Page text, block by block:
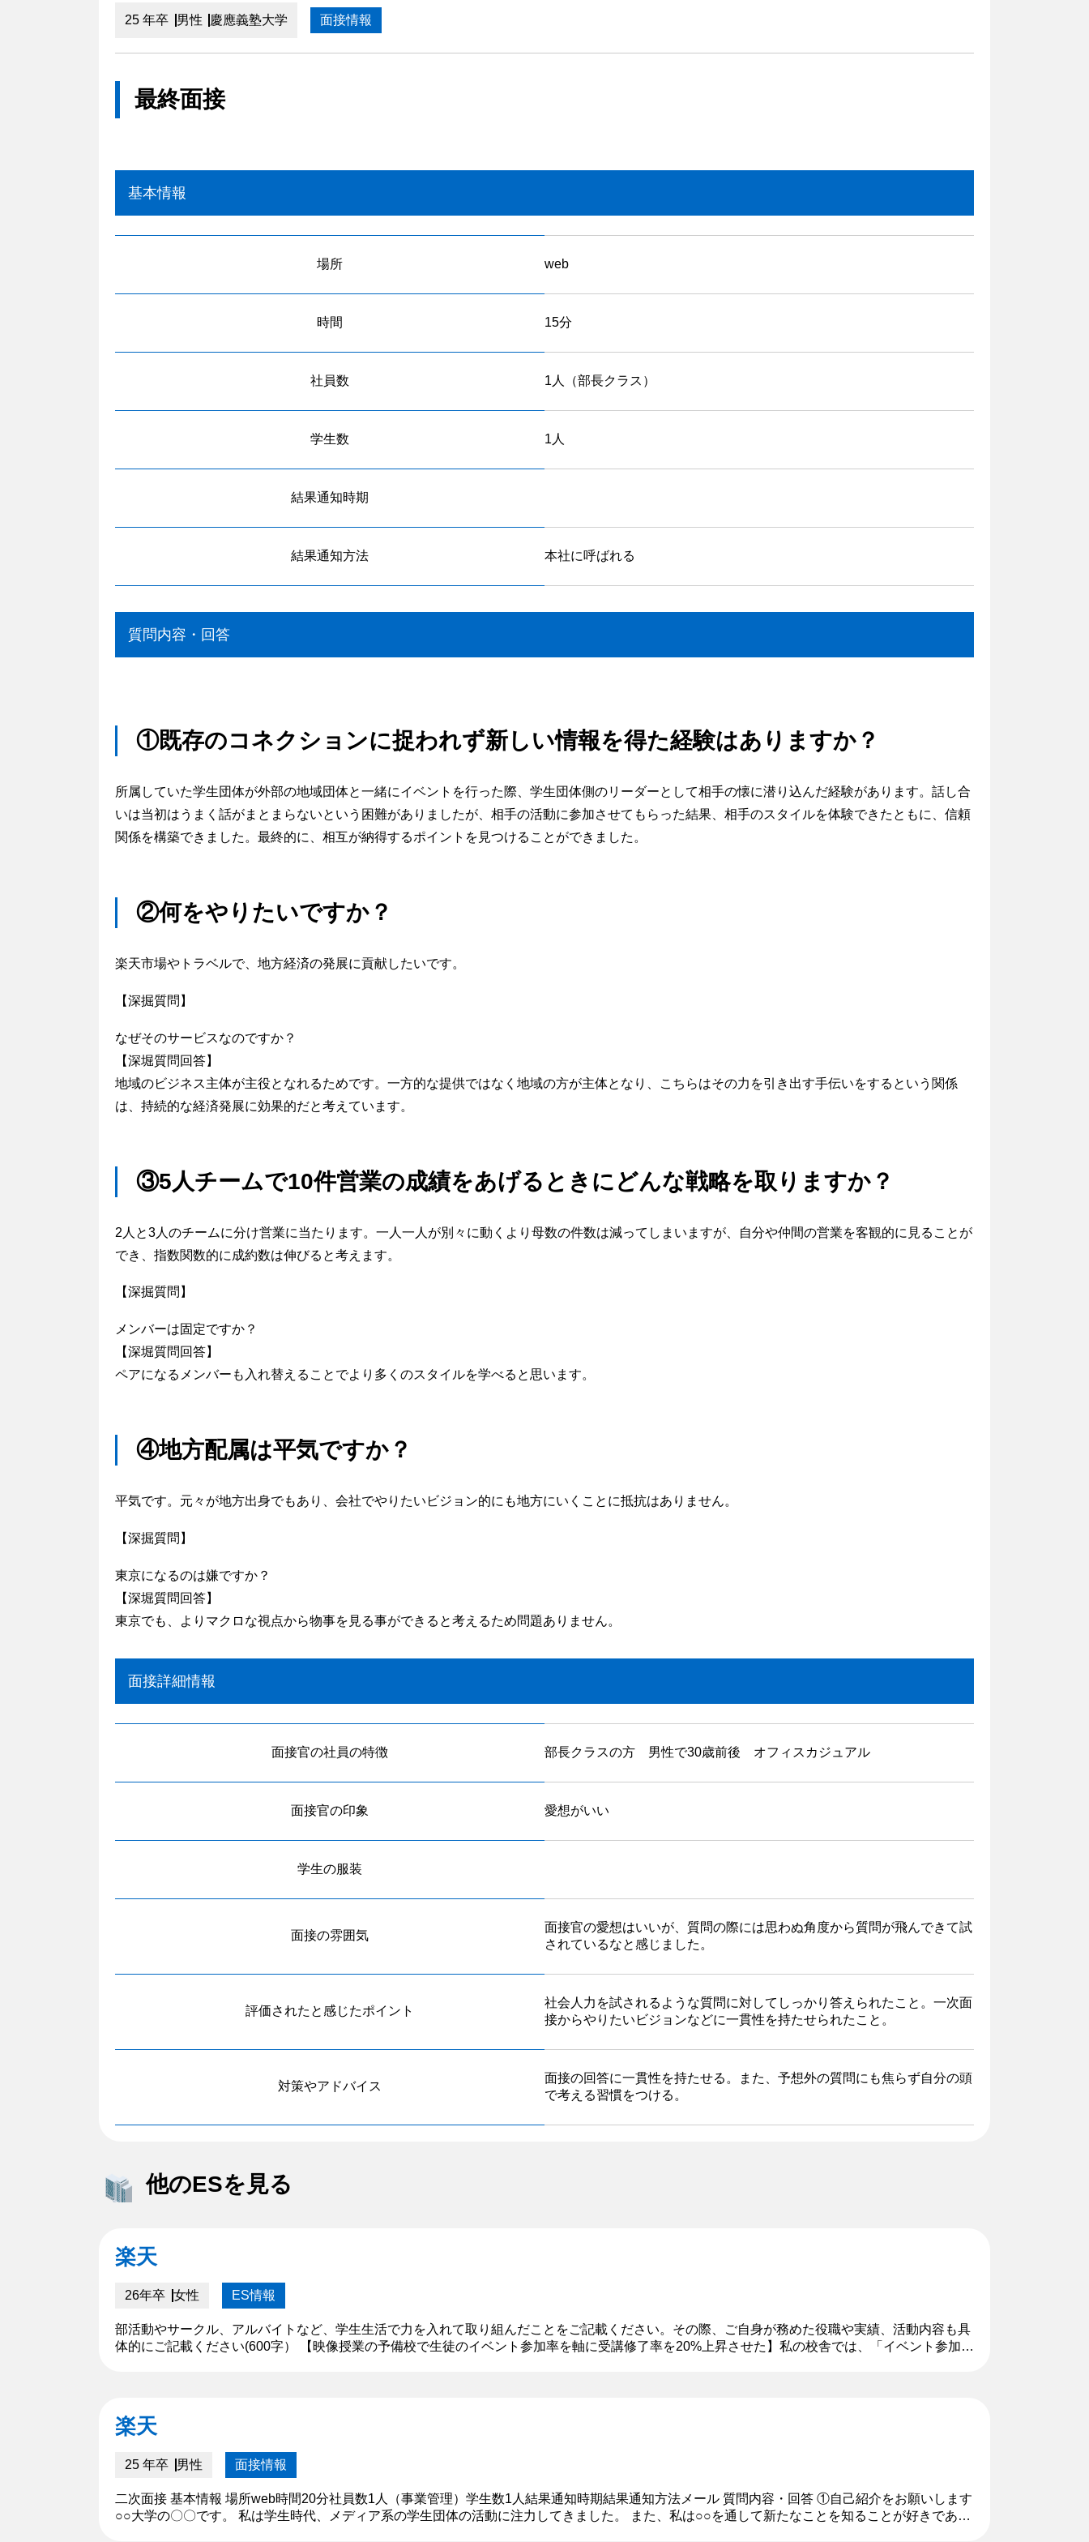
25 年卒 男性 慶應義塾大学 面接情報
最終面接
基本情報
場所 web
時間 15分
社員数 1人（部長クラス）
学生数 1人
結果通知時期
結果通知方法 本社に呼ばれる
質問内容・回答
①既存のコネクションに捉われず新しい情報を得た経験はありますか？
所属していた学生団体が外部の地域団体と一緒にイベントを行った際、学生団体側のリーダーとして相手の懐に潜り込んだ経験があります。話し合
いは当初はうまく話がまとまらないという困難がありましたが、相手の活動に参加させてもらった結果、相手のスタイルを体験できたともに、信頼
関係を構築できました。最終的に、相互が納得するポイントを見つけることができました。
②何をやりたいですか？
楽天市場やトラベルで、地方経済の発展に貢献したいです。
【深掘質問】
なぜそのサービスなのですか？
【深堀質問回答】
地域のビジネス主体が主役となれるためです。一方的な提供ではなく地域の方が主体となり、こちらはその力を引き出す手伝いをするという関係
は、持続的な経済発展に効果的だと考えています。
③5人チームで10件営業の成績をあげるときにどんな戦略を取りますか？
2人と3人のチームに分け営業に当たります。一人一人が別々に動くより母数の件数は減ってしまいますが、自分や仲間の営業を客観的に見ることが
でき、指数関数的に成約数は伸びると考えます。
【深掘質問】
メンバーは固定ですか？
【深堀質問回答】
ペアになるメンバーも入れ替えることでより多くのスタイルを学べると思います。
④地方配属は平気ですか？
平気です。元々が地方出身でもあり、会社でやりたいビジョン的にも地方にいくことに抵抗はありません。
【深掘質問】
東京になるのは嫌ですか？
【深堀質問回答】
東京でも、よりマクロな視点から物事を見る事ができると考えるため問題ありません。
面接詳細情報
面接官の社員の特徴 部長クラスの方 男性で30歳前後 オフィスカジュアル
面接官の印象 愛想がいい
学生の服装
面接の雰囲気
面接官の愛想はいいが、質問の際には思わぬ角度から質問が飛んできて試
されているなと感じました。
評価されたと感じたポイント
社会人力を試されるような質問に対してしっかり答えられたこと。一次面
接からやりたいビジョンなどに一貫性を持たせられたこと。
対策やアドバイス
面接の回答に一貫性を持たせる。また、予想外の質問にも焦らず自分の頭
で考える習慣をつける。
他のESを見る
楽天
26年卒 女性 ES情報
部活動やサークル、アルバイトなど、学生生活で力を入れて取り組んだことをご記載ください。その際、ご自身が務めた役職や実績、活動内容も具
体的にご記載ください(600字） 【映像授業の予備校で生徒のイベント参加率を軸に受講修了率を20%上昇させた】私の校舎では、「イベント参加率
楽天
25 年卒 男性 面接情報
二次面接 基本情報 場所web時間20分社員数1人（事業管理）学生数1人結果通知時期結果通知方法メール 質問内容・回答 ①自己紹介をお願いします
○○大学の〇〇です。 私は学生時代、メディア系の学生団体の活動に注力してきました。 また、私は○○を通して新たなことを知ることが好きであ